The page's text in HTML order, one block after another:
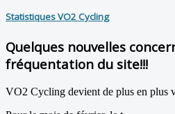
Statistiques VO2 Cycling
Quelques nouvelles
fréquentation du site!!!
VO2 Cycling devient de plus en plus